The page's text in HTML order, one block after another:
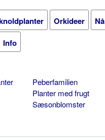
Orkideer
Info
Peberfamilien
Planter med frugt
Sæsonblomster